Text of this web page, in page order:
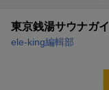
東京銭湯サウナガ
ele-king編輯部